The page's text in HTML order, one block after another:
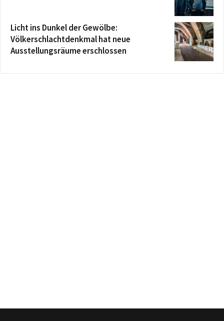
Licht ins Dunkel der Gewölbe:
Völkerschlachtdenkmal hat neue
Ausstellungsräume erschlossen